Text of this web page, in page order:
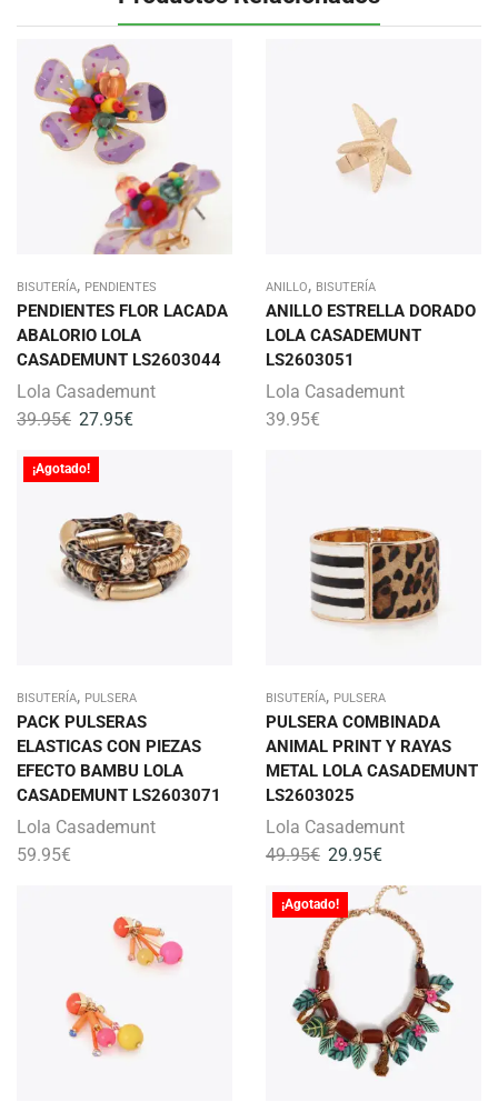
BISUTERÍA, PENDIENTES
PENDIENTES FLOR LACADA
ABALORIO LOLA
CASADEMUNT LS2603044
Lola Casademunt
39.95€ 27.95€
ANILLO, BISUTERÍA
ANILLO ESTRELLA DORADO
LOLA CASADEMUNT
LS2603051
Lola Casademunt
39.95€
¡Agotado!
BISUTERÍA, PULSERA
PACK PULSERAS
ELASTICAS CON PIEZAS
EFECTO BAMBU LOLA
CASADEMUNT LS2603071
Lola Casademunt
59.95€
BISUTERÍA, PULSERA
PULSERA COMBINADA
ANIMAL PRINT Y RAYAS
METAL LOLA CASADEMUNT
LS2603025
Lola Casademunt
49.95€ 29.95€
¡Agotado!